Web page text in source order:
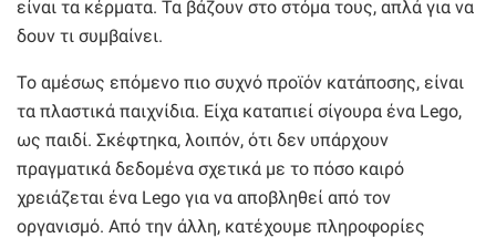
είναι τα κέρματα. Τα βάζουν στο στόμα τους, απλά για να
δουν τι συμβαίνει.
Το αμέσως επόμενο πιο συχνό προϊόν κατάποσης, είναι
τα πλαστικά παιχνίδια. Είχα καταπιεί σίγουρα ένα Lego,
ως παιδί. Σκέφτηκα, λοιπόν, ότι δεν υπάρχουν
πραγματικά δεδομένα σχετικά με το πόσο καιρό
χρειάζεται ένα Lego για να αποβληθεί από τον
οργανισμό. Από την άλλη, κατέχουμε πληροφορίες